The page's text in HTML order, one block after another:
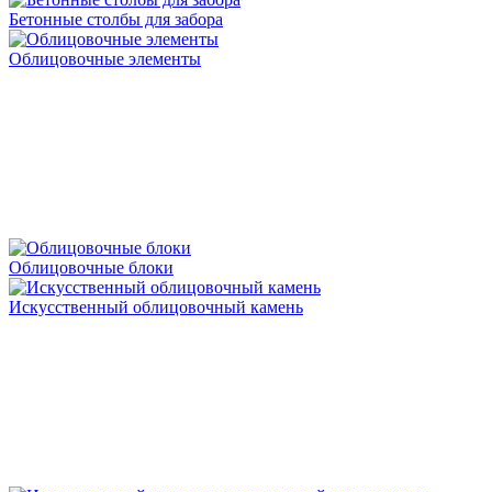
Бетонные столбы для забора
Облицовочные элементы
Облицовочные блоки
Искусственный облицовочный камень